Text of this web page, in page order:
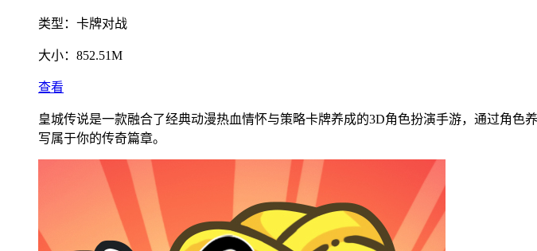
类型： 卡牌对战
大小： 852.51M
查看
皇城传说是一款融合了经典动漫热血情怀与策略卡牌养成的3D角色扮演手游，通过角
写属于你的传奇篇章。